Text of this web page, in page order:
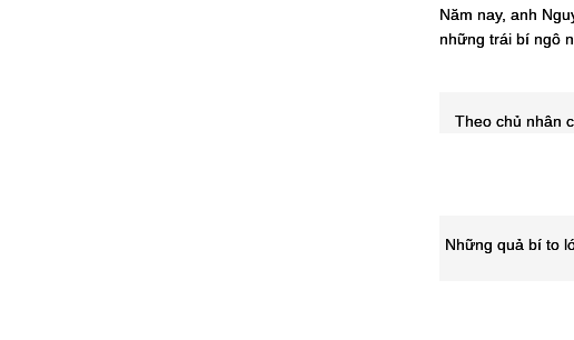
Năm nay, anh
những trái bí ngô
Theo chủ nhân
Những quả bí to